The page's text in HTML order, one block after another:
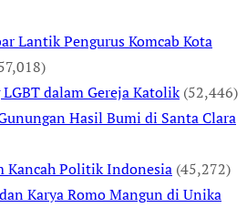
Lantik Pengurus Komcab Kota
dalam Gereja Katolik (52,446)
Hasil Bumi di Santa Clara
Kancah Politik Indonesia (45,272)
Karya Romo Mangun di Unika